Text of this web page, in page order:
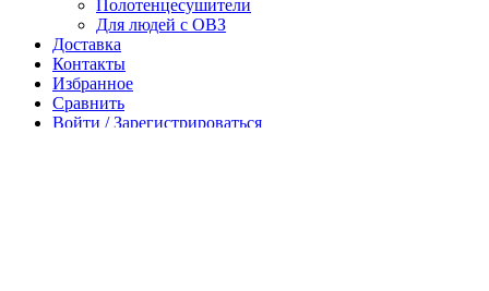
Полотенцесушители
Для людей с ОВЗ
Доставка
Контакты
Избранное
Сравнить
Войти / Зарегистрироваться